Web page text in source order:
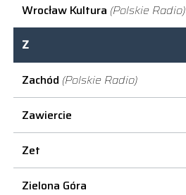
Wrocław Kultura (Polskie Radio)
Z
Zachód (Polskie Radio)
Zawiercie
Zet
Zielona Góra